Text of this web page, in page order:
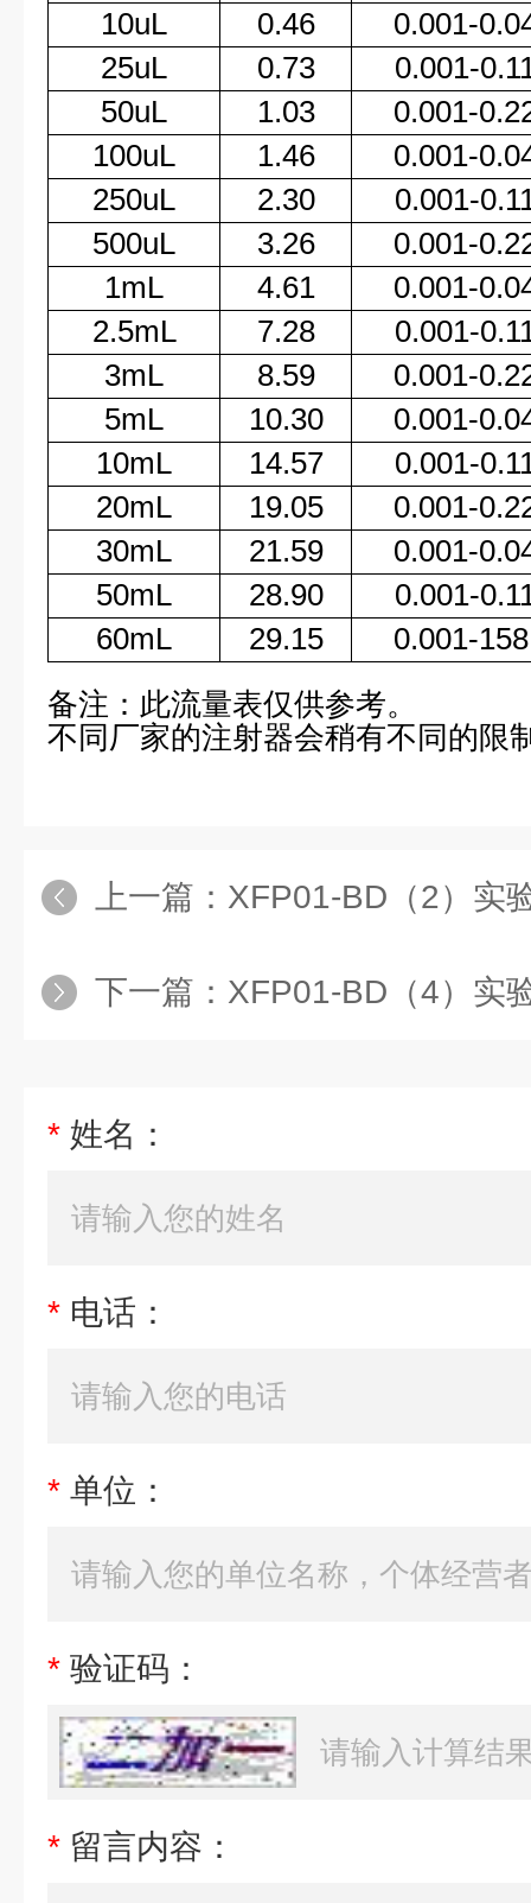
10uL
0.46
0.001-
25uL
0.73
0.001-
50uL
1.03
0.001-
100uL
1.46
0.001-
250uL
2.30
0.001-
500uL
3.26
0.001-
1mL
4.61
0.001-
2.5mL
7.28
0.001-
3mL
8.59
0.001-
5mL
10.30
0.001-
10mL
14.57
0.001-
20mL
19.05
0.001-
30mL
21.59
0.001-
50mL
28.90
0.001-
60mL
29.15
0.001-
备注：此流量表仅供参考。
不同厂家的注射器会稍有不同的限
上一篇： XFP01-BD（2）实
下一篇： XFP01-BD（4）实
* 姓名：
* 电话：
* 单位：
* 验证码：
* 留言内容：